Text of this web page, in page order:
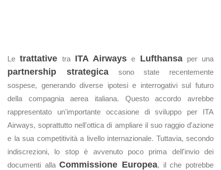
Letrattative tra ITA Airways e Lufthansaper una
partnership strategicasono state recentemente
sospese, generando diverse ipotesi e interrogativi sul futuro
della compagnia aerea italiana. Questo accordo avrebbe
rappresentato un'importante occasione di sviluppo per ITA
Airways, soprattutto nell'ottica di ampliare il suo raggio d'azione
e la sua competitività a livello internazionale. Tuttavia, secondo
indiscrezioni, lo stop è avvenuto poco prima dell'invio dei
documenti allaCommissione Europea, il che potrebbe